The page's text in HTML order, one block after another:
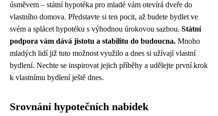
úsměvem – státní hypotéka pro mladé vám otevírá dveře do
vlastního domova. Představte si ten pocit, až budete bydlet ve
svém a splácet hypotéku s výhodnou úrokovou sazbou. Státní
podpora vám dává jistotu a stabilitu do budoucna. Mnoho
mladých lidí již tuto možnost využilo a dnes si užívají vlastní
bydlení. Nechte se inspirovat jejich příběhy a udělejte první krok
k vlastnímu bydlení ještě dnes.
Srovnání hypotečních nabídek